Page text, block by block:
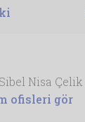
Sibel Nisa Çelik
ofisleri gör